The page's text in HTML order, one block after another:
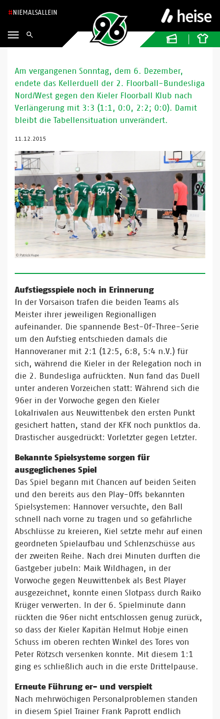
NIEMALSALLEIN
Am vergangenen Sonntag, dem 6. Dezember,
endete das Kellerduell der 2. Floorball-Bundesliga
Nord/West gegen den Kieler Floorball Klub nach
Verlängerung mit 3:3 (1:1, 0:0, 2:2; 0:0). Damit
bleibt die Tabellensituation unverändert.
11.12.2015
Aufstiegsspiele noch in Erinnerung
In der Vorsaison trafen die beiden Teams als
Meister ihrer jeweiligen Regionalligen
aufeinander. Die spannende Best-Of-Three-Serie
um den Aufstieg entschieden damals die
Hannoveraner mit 2:1 (12:5, 6:8, 5:4 n.V.) für
sich, während die Kieler in der Relegation noch in
die 2. Bundesliga aufrückten. Nun fand das Duell
unter anderen Vorzeichen statt: Während sich die
96er in der Vorwoche gegen den Kieler
Lokalrivalen aus Neuwittenbek den ersten Punkt
gesichert hatten, stand der KFK noch punktlos da.
Drastischer ausgedrückt: Vorletzter gegen Letzter.
Bekannte Spielsysteme sorgen für
ausgeglichenes Spiel
Das Spiel begann mit Chancen auf beiden Seiten
und den bereits aus den Play-Offs bekannten
Spielsystemen: Hannover versuchte, den Ball
schnell nach vorne zu tragen und so gefährliche
Abschlüsse zu kreieren, Kiel setzte mehr auf einen
geordneten Spielaufbau und Schlenzschüsse aus
der zweiten Reihe. Nach drei Minuten durften die
Gastgeber jubeln: Maik Wildhagen, in der
Vorwoche gegen Neuwittenbek als Best Player
ausgezeichnet, konnte einen Slotpass durch Raiko
Krüger verwerten. In der 6. Spielminute dann
rückten die 96er nicht entschlossen genug zurück,
so dass der Kieler Kapitän Helmut Hobje einen
Schuss im oberen rechten Winkel des Tores von
Peter Rötzsch versenken konnte. Mit diesem 1:1
ging es schließlich auch in die erste Drittelpause.
Erneute Führung er- und verspielt
Nach mehrwöchigen Personalproblemen standen
in diesem Spiel Trainer Frank Paprott endlich